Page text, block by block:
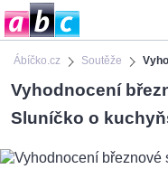
Ábíčko.cz Soutěže
Vyhodnocení
Sluníčko o